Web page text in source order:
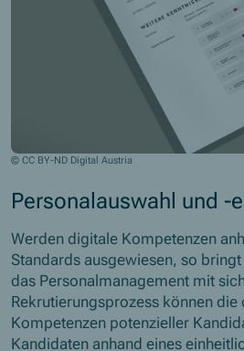
© CC BY-ND Digital Austria
Personalauswahl und -
Werden digitale Kompetenzen
Standards ausgewiesen, so
das Personalmanagement mit
Rekrutierungsprozess können die
Kompetenzen potenzieller
Kandidaten anhand eines